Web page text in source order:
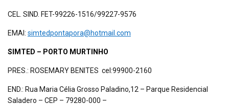
CEL. SIND. FET-99226-1516/99227-9576
EMAI: simtedpontapora@hotmail.com
SIMTED – PORTO MURTINHO
PRES.: ROSEMARY BENITES cel:99900-2160
END.: Rua Maria Célia Grosso Paladino,12 – Parque Residencial
Saladero – CEP – 79280-000 –